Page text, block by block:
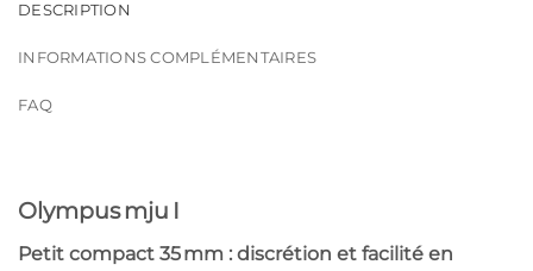
DESCRIPTION
INFORMATIONS COMPLÉMENTAIRES
FAQ
Olympus mju I
Petit compact 35 mm : discrétion et facilité en